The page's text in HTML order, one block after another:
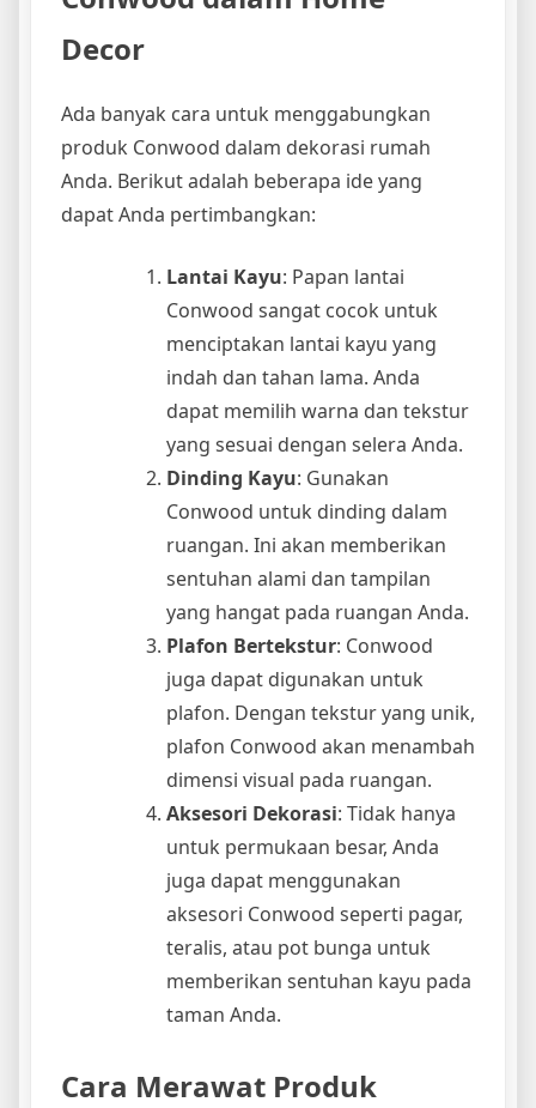
Decor
Ada banyak cara untuk menggabungkan
produk Conwood dalam dekorasi rumah
Anda. Berikut adalah beberapa ide yang
dapat Anda pertimbangkan:
Lantai Kayu: Papan lantai
Conwood sangat cocok untuk
menciptakan lantai kayu yang
indah dan tahan lama. Anda
dapat memilih warna dan tekstur
yang sesuai dengan selera Anda.
Dinding Kayu: Gunakan
Conwood untuk dinding dalam
ruangan. Ini akan memberikan
sentuhan alami dan tampilan
yang hangat pada ruangan Anda.
Plafon Bertekstur: Conwood
juga dapat digunakan untuk
plafon. Dengan tekstur yang unik,
plafon Conwood akan menambah
dimensi visual pada ruangan.
Aksesori Dekorasi: Tidak hanya
untuk permukaan besar, Anda
juga dapat menggunakan
aksesori Conwood seperti pagar,
teralis, atau pot bunga untuk
memberikan sentuhan kayu pada
taman Anda.
Cara Merawat Produk